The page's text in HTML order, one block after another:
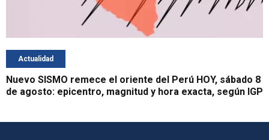
Actualidad
Nuevo SISMO remece el oriente del Perú HOY, sábado 8
de agosto: epicentro, magnitud y hora exacta, según IGP